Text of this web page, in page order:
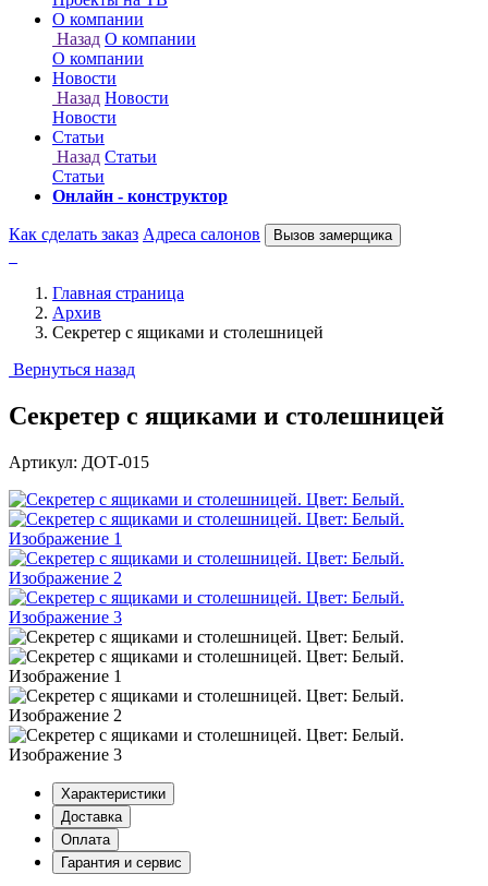
Онлайн - конструктор
Как сделать заказ Адреса салонов Вызов замерщика
Главная страница
Архив
Секретер с ящиками и столешницей
Вернуться назад
Секретер с ящиками и столешницей
Артикул: ДОТ-015
Характеристики
Доставка
Оплата
Гарантия и сервис